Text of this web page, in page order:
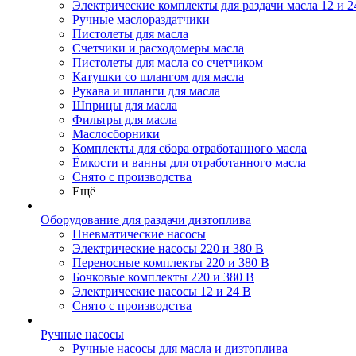
Электрические комплекты для раздачи масла 12 и
Ручные маслораздатчики
Пистолеты для масла
Счетчики и расходомеры масла
Пистолеты для масла со счетчиком
Катушки со шлангом для масла
Рукава и шланги для масла
Шприцы для масла
Фильтры для масла
Маслосборники
Комплекты для сбора отработанного масла
Ёмкости и ванны для отработанного масла
Снято с производства
Ещё
Оборудование для раздачи дизтоплива
Пневматические насосы
Электрические насосы 220 и 380 В
Переносные комплекты 220 и 380 В
Бочковые комплекты 220 и 380 В
Электрические насосы 12 и 24 В
Снято с производства
Ручные насосы
Ручные насосы для масла и дизтоплива